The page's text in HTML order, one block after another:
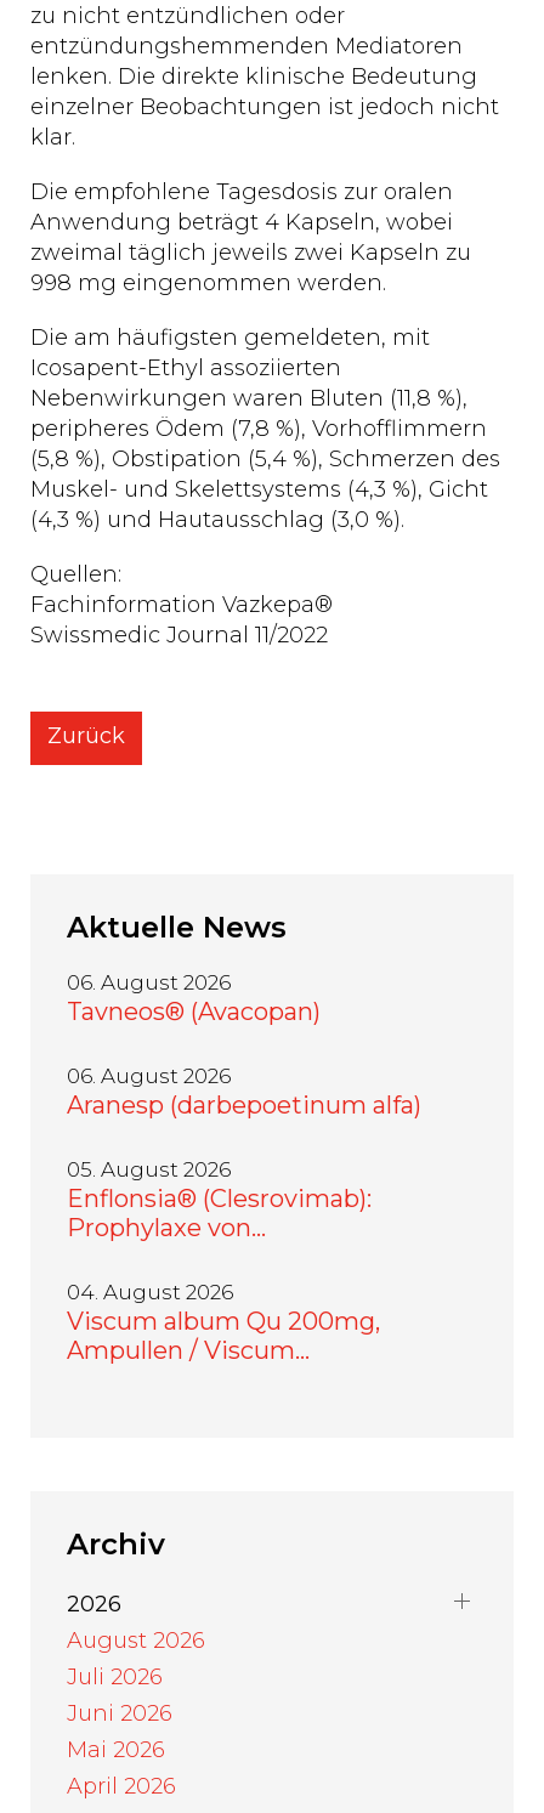
zu nicht entzündlichen oder
entzündungshemmenden Mediatoren
lenken. Die direkte klinische Bedeutung
einzelner Beobachtungen ist jedoch nicht
klar.
Die empfohlene Tagesdosis zur oralen
Anwendung beträgt 4 Kapseln, wobei
zweimal täglich jeweils zwei Kapseln zu
998 mg eingenommen werden.
Die am häufigsten gemeldeten, mit
Icosapent-Ethyl assoziierten
Nebenwirkungen waren Bluten (11,8 %),
peripheres Ödem (7,8 %), Vorhofflimmern
(5,8 %), Obstipation (5,4 %), Schmerzen des
Muskel- und Skelettsystems (4,3 %), Gicht
(4,3 %) und Hautausschlag (3,0 %).
Quellen:
Fachinformation Vazkepa®
Swissmedic Journal 11/2022
Zurück
Aktuelle News
06. August 2026
Tavneos® (Avacopan)
06. August 2026
Aranesp (darbepoetinum alfa)
05. August 2026
Enflonsia® (Clesrovimab):
Prophylaxe von…
04. August 2026
Viscum album Qu 200mg,
Ampullen / Viscum…
Archiv
2026
August 2026
Juli 2026
Juni 2026
Mai 2026
April 2026